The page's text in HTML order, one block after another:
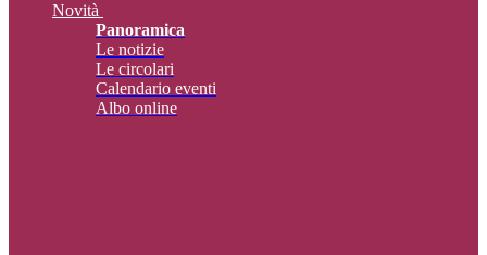
Novità
Panoramica
Le notizie
Le circolari
Calendario eventi
Albo online